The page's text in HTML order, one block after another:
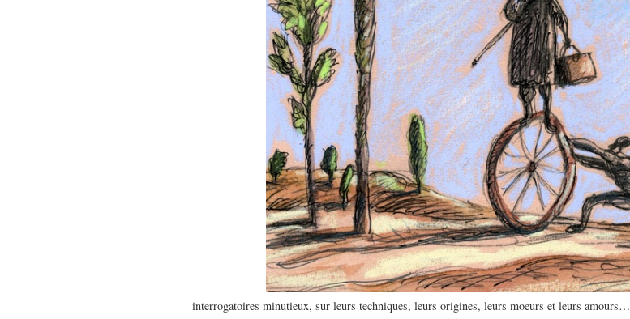
interrogatoires minutieux, sur leurs techniques, leurs origines, leurs moeurs et leurs amours…